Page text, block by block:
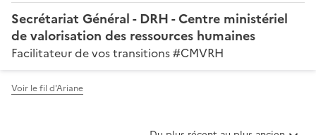
Secrétariat Général - DRH - Centre ministériel
de valorisation des ressources humaines
Facilitateur de vos transitions #CMVRH
Voir le fil d'Ariane